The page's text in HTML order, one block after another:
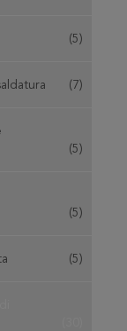
(5)
(7)
(5)
(5)
(5)